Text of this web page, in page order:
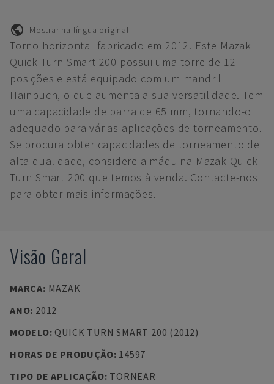
Mostrar na língua original
Torno horizontal fabricado em 2012. Este Mazak
Quick Turn Smart 200 possui uma torre de 12
posições e está equipado com um mandril
Hainbuch, o que aumenta a sua versatilidade. Tem
uma capacidade de barra de 65 mm, tornando-o
adequado para várias aplicações de torneamento.
Se procura obter capacidades de torneamento de
alta qualidade, considere a máquina Mazak Quick
Turn Smart 200 que temos à venda. Contacte-nos
para obter mais informações.
Visão Geral
MARCA: MAZAK
ANO: 2012
MODELO: QUICK TURN SMART 200 (2012)
HORAS DE PRODUÇÃO: 14597
TIPO DE APLICAÇÃO: TORNEAR